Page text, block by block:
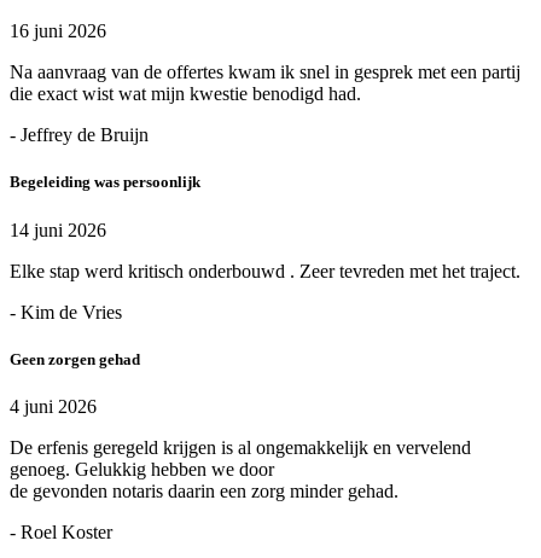
16 juni 2026
Na aanvraag van de offertes kwam ik snel in gesprek met een partij
die exact wist wat mijn kwestie benodigd had.
- Jeffrey de Bruijn
Begeleiding was persoonlijk
14 juni 2026
Elke stap werd kritisch onderbouwd . Zeer tevreden met het traject.
- Kim de Vries
Geen zorgen gehad
4 juni 2026
De erfenis geregeld krijgen is al ongemakkelijk en vervelend
genoeg. Gelukkig hebben we door
de gevonden notaris daarin een zorg minder gehad.
- Roel Koster